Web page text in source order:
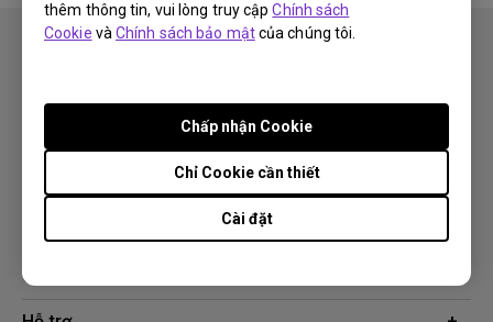
thêm thông tin, vui lòng truy cậpChính sách
Cookie vàChính sách bảo mậtcủa chúng tôi.
Cài đặt
Chỉ Cookie cần thiết
Chấp nhận Cookie
Giải pháp công nghệ
Chuyên gia BenQ AQCOLOR